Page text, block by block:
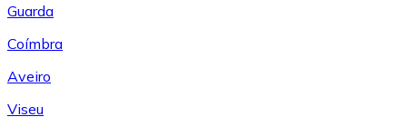
Guarda
Coímbra
Aveiro
Viseu